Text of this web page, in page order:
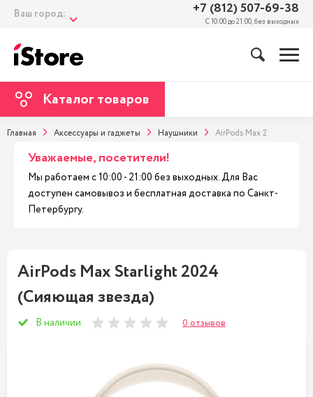
Ваш город: +7 (812) 507-69-38
С 10:00 до 21:00, без выходных
Каталог товаров
Главная Аксессуары и гаджеты Наушники AirPods Max 2
Уважаемые, посетители!
Мы работаем с 10:00 - 21:00 без выходных. Для Вас
доступен самовывоз и бесплатная доставка по Санкт-
Петербургу.
AirPods Max Starlight 2024
(Сияющая звезда)
В наличии 0 отзывов